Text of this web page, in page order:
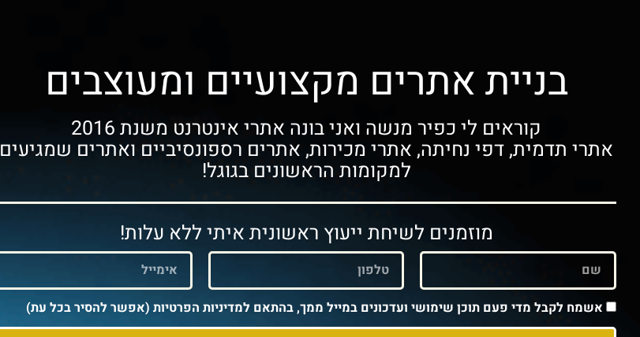
בניית אתרים מקצועיים ומעוצבים
קוראים לי כפיר מנשה ואני בונה אתרי אינטרנט משנת 2016
אתרי תדמית, דפי נחיתה, אתרי מכירות, אתרים רספונסיביים ואתרים שמגיעים
למקומות הראשונים בגוגל!
מוזמנים לשיחת ייעוץ ראשונית איתי ללא עלות!
אשמח לקבל מדי פעם תוכן שימושי ועדכונים במייל ממך, בהתאם למדיניות הפרטיות (אפשר להסיר בכל עת)